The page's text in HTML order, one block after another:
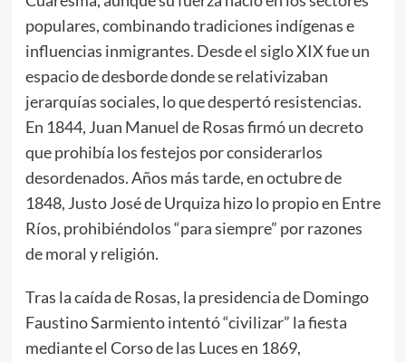
populares, combinando tradiciones indígenas e
influencias inmigrantes. Desde el siglo XIX fue un
espacio de desborde donde se relativizaban
jerarquías sociales, lo que despertó resistencias.
En 1844, Juan Manuel de Rosas firmó un decreto
que prohibía los festejos por considerarlos
desordenados. Años más tarde, en octubre de
1848, Justo José de Urquiza hizo lo propio en Entre
Ríos, prohibiéndolos “para siempre” por razones
de moral y religión.
Tras la caída de Rosas, la presidencia de Domingo
Faustino Sarmiento intentó “civilizar” la fiesta
mediante el Corso de las Luces en 1869,